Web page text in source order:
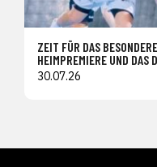
ZEIT FÜR DAS
HEIMPREMIERE UND DAS
30.07.26